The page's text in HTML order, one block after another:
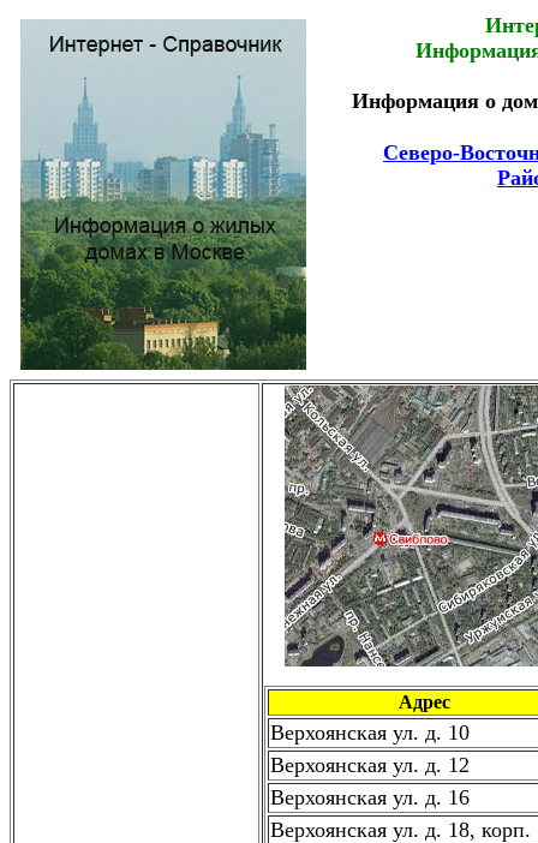
Информация о
Северо-
Адрес
Верхоянская ул. д. 10
Верхоянская ул. д. 12
Верхоянская ул. д. 16
Верхоянская ул. д. 18, корп.